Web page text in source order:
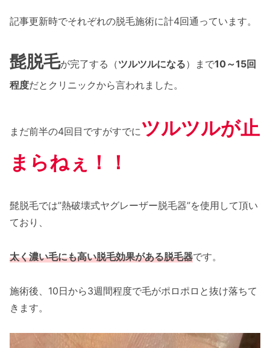
記事更新時でそれぞれの脱毛施術に計4回通っています。
髭脱毛が完了する（ツルツルになる）まで10～15回
程度だとクリニックから言われました。
まだ前半の4回目ですがすでにツルツルが止
まらねぇ！！
髭脱毛では”熱破壊式ヤグレーザー脱毛器”を使用して頂い
ており、
太く濃い毛にも高い脱毛効果がある脱毛器です。
施術後、10日から3週間程度で毛がポロポロと抜け落ちて
きます。